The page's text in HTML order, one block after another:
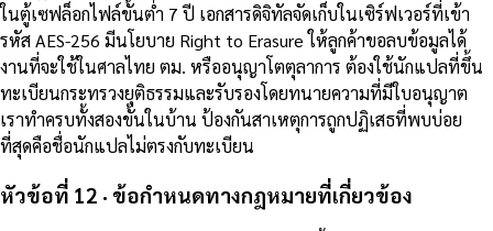
ในตู้เซฟล็อกไฟล์ขั้นต่ำ 7 ปี เอกสารดิจิทัลจัดเก็บในเซิร์ฟเวอร์ที่เข้า
รหัส AES-256 มีนโยบาย Right to Erasure ให้ลูกค้าขอลบข้อมูลได้
งานที่จะใช้ในศาลไทย ตม. หรืออนุญาโตตุลาการ ต้องใช้นักแปลที่ขึ้น
ทะเบียนกระทรวงยุติธรรมและรับรองโดยทนายความที่มีใบอนุญาต
เราทำครบทั้งสองขั้นในบ้าน ป้องกันสาเหตุการถูกปฏิเสธที่พบบ่อย
ที่สุดคือชื่อนักแปลไม่ตรงกับทะเบียน
หัวข้อที่ 12 · ข้อกำหนดทางกฎหมายที่เกี่ยวข้อง